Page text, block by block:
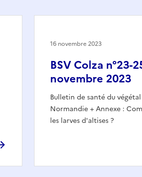
BSV Colza n°23-
novembre 2023
Bulletin de santé du
Normandie + Annexe :
les larves d'altises ?
16 novembre 2023